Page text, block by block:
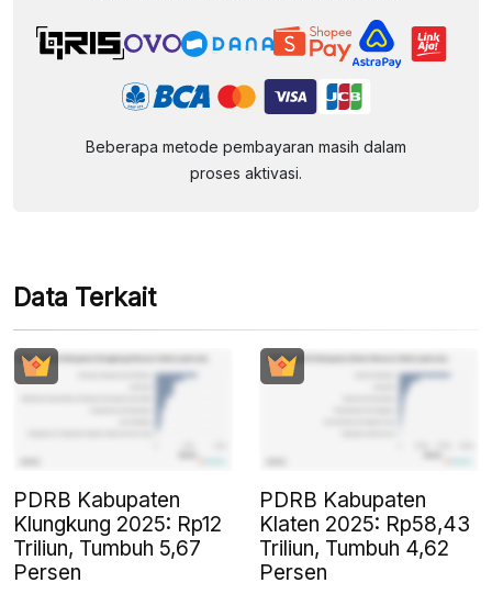
Beberapa metode pembayaran masih dalam
proses aktivasi.
Data Terkait
PDRB Kabupaten
Klungkung 2025: Rp12
Triliun, Tumbuh 5,67
Persen
PDRB Kabupaten
Klaten 2025: Rp58,43
Triliun, Tumbuh 4,62
Persen